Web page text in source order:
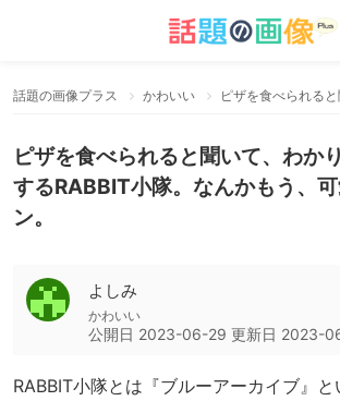
話題の画像プラス かわいい
ピザを食べられると聞いて、わか
するRABBIT小隊。なんかもう、
ン。
よしみ
かわいい
公開日 2023-06-29 更新日 2023-
RABBIT小隊とは『ブルーアーカイブ』